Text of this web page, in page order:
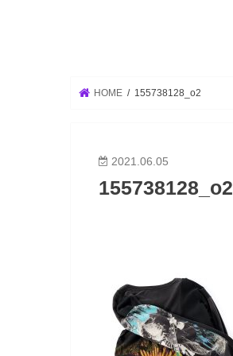
HOME 155738128_o2
2021.06.05
155738128_o2